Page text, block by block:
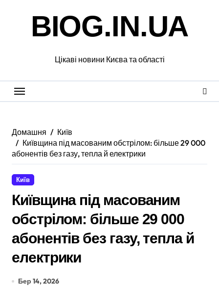
BIOG.IN.UA
Цікаві новини Києва та області
Домашня
Київ
Київщина під масованим обстрілом: більше 29 000
абонентів без газу, тепла й електрики
Київ
Київщина під масованим
обстрілом: більше 29 000
абонентів без газу, тепла й
електрики
Бер 14, 2026